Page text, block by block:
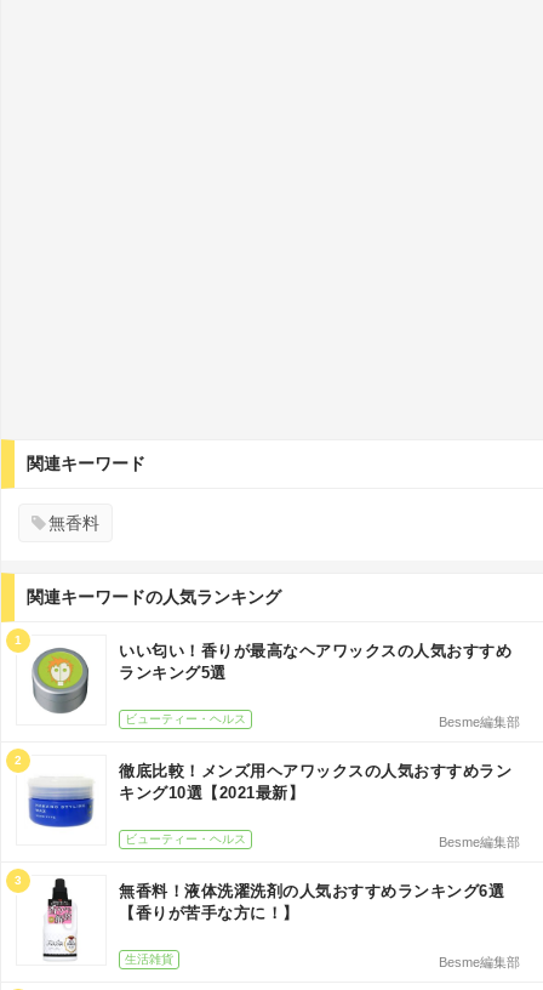
関連キーワード
無香料
関連キーワードの人気ランキング
1
いい匂い！香りが最高なヘアワックスの人気おすすめ
ランキング5選
ビューティー・ヘルス Besme編集部
2
徹底比較！メンズ用ヘアワックスの人気おすすめラン
キング10選【2021最新】
ビューティー・ヘルス Besme編集部
3
無香料！液体洗濯洗剤の人気おすすめランキング6選
【香りが苦手な方に！】
生活雑貨 Besme編集部